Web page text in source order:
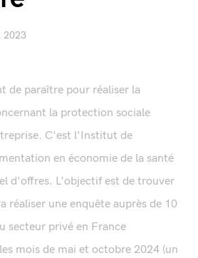
2023
de paraître pour réaliser la
la protection sociale
C'est l'Institut de
en économie de la santé
d'offres. L'objectif est de trouver
réaliser une enquête auprès de 10
secteur privé en France
mois de mai et octobre 2024 (un